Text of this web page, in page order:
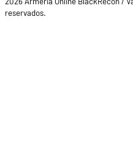
reservados.